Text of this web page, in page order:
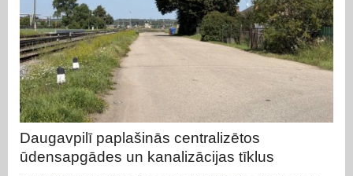
Daugavpilī paplašinās centralizētos
ūdensapgādes un kanalizācijas tīklus